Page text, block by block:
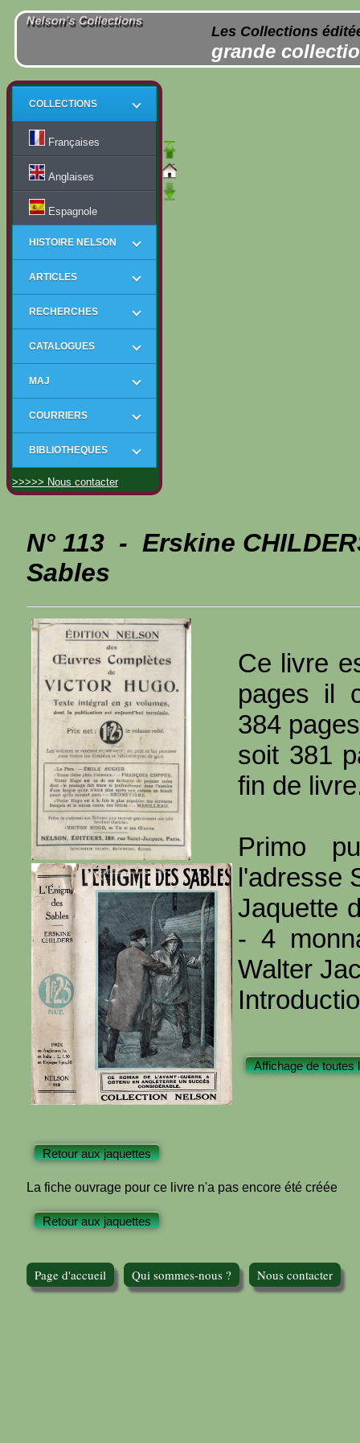
Les Collections
grande
COLLECTIONS
Françaises
Anglaises
Espagnole
HISTOIRE NELSON
ARTICLES
RECHERCHES
CATALOGUES
MAJ
COURRIERS
BIBLIOTHEQUES
>>>>> Nous contacter
N° 113 - Erskine
Sables
Ce livre
pages il
384 pages
soit 381
fin de
Primo
l'adresse
Jaquette
- 4
Walter
Affichage de toutes
Retour aux jaquettes
La fiche ouvrage pour ce livre n'a pas encore été créée
Retour aux jaquettes
Page d'accueil Qui sommes-nous ? Nous contacter